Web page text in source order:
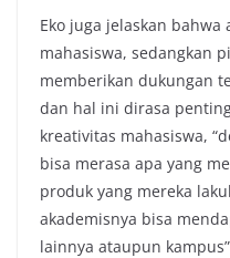
Eko juga jelaskan
mahasiswa, sedangkan
memberikan dukungan
dan hal ini dirasa
kreativitas mahasiswa,
bisa merasa apa yang
produk yang mereka
akademisnya bisa
lainnya ataupun